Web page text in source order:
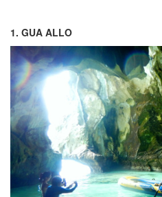
1. GUA ALLO